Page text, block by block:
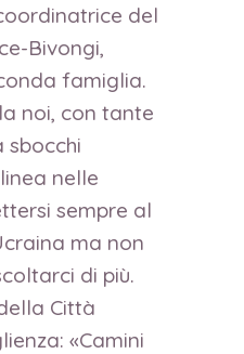
del
Bivongi,
famiglia.
noi, con tante
nelle
sempre al
ma non
di più.
Città
«Camini